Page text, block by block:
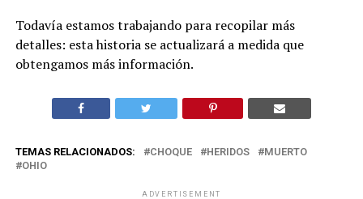
Todavía estamos trabajando para recopilar más
detalles: esta historia se actualizará a medida que
obtengamos más información.
TEMAS RELACIONADOS: CHOQUE HERIDOS
MUERTO
OHIO
ADVERTISEMENT